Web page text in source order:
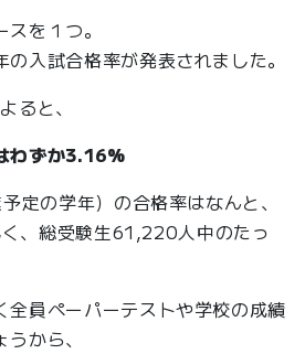
を１つ。
入試合格率が発表されました。
ると、
わずか3.16%
定の学年）の合格率はなんと、
、総受験生61,220人中のたっ
全員ペーパーテストや学校の成績
から、